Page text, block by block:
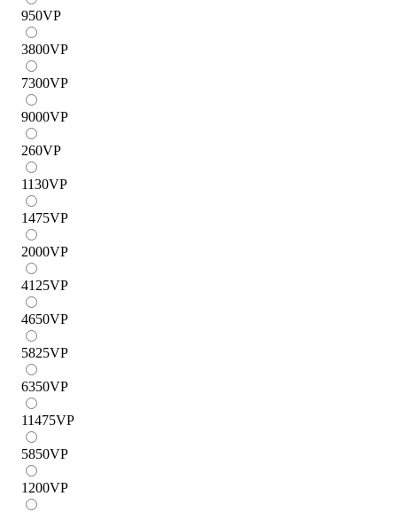
950VP
3800VP
7300VP
9000VP
260VP
1130VP
1475VP
2000VP
4125VP
4650VP
5825VP
6350VP
11475VP
5850VP
1200VP